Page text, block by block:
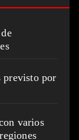
previsto por
varios